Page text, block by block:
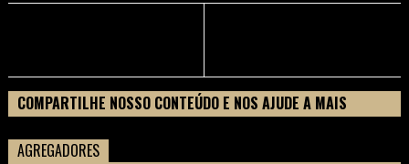
COMPARTILHE NOSSO CONTEÚDO E NOS AJUDE A MAIS
AGREGADORES